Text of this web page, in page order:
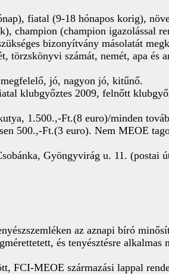
fiatal (9-18 hónapos korig),
champion (champion igazolással
bizonyítvány másolatát
számát, nemét, apa és
jó, nagyon jó, kitűnő.
klubgyőztes 2009, felnőtt
1.500.,-Ft.(8 euro)/minden
500.,-Ft.(3 euro). Nem MEOE
Gyöngyvirág u. 11. (postai
az aznapi bíró
és tenyésztésre
FCI-MEOE származási lappal